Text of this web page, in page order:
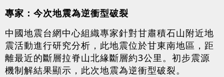
專家：今次地震為逆衝型破裂
中國地震台網中心組織專家針對甘肅積石山附近地
震活動進行研究分析，此地震位於甘東南地區，距
離最近的斷層拉脊山北緣斷層約3公里。初步震源
機制解結果顯示，此次地震為逆衝型破裂。